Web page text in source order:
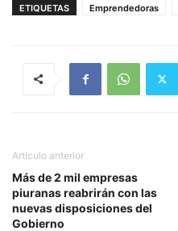
ETIQUETAS
Emprendedoras
Artículo anterior
Más de 2 mil empresas
piuranas reabrirán con las
nuevas disposiciones del
Gobierno